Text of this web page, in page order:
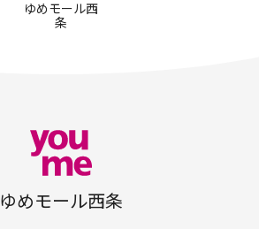
ゆめモール西
条
ゆめモール西条